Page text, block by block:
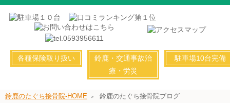
各種保険取り扱い
鈴鹿・交通事故治
療・労災
駐車場10台完備
鈴鹿のたぐち接骨院-HOME 鈴鹿のたぐち接骨院ブログ